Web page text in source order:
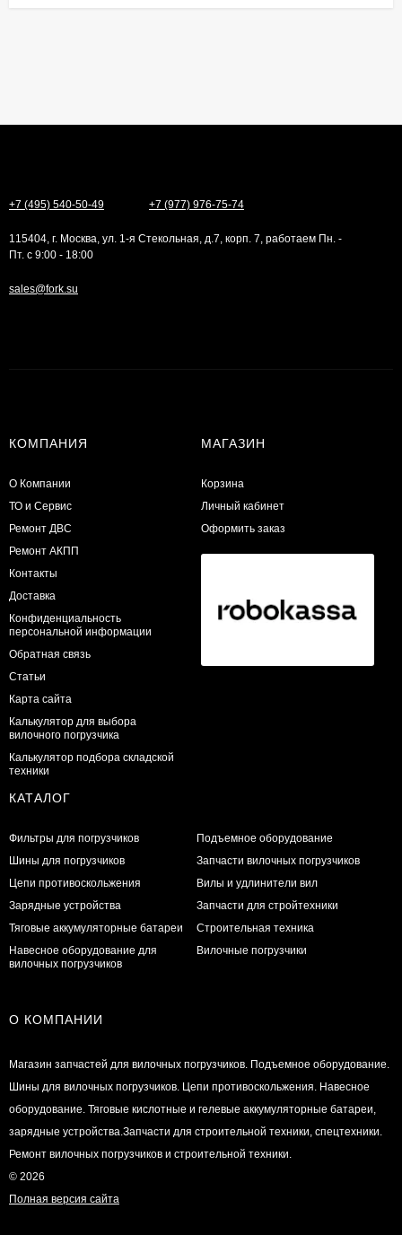
+7 (495) 540-50-49 +7 (977) 976-75-74
115404, г. Москва, ул. 1-я Стекольная, д.7, корп. 7, работаем Пн. -
Пт. с 9:00 - 18:00
sales@fork.su
КОМПАНИЯ
О Компании
ТО и Сервис
​Ремонт ДВС
Ремонт АКПП
Контакты
Доставка
Конфиденциальность
персональной информации
Обратная связь
Статьи
Карта сайта
Калькулятор для выбора
вилочного погрузчика
Калькулятор подбора складской
техники
МАГАЗИН
Корзина
Личный кабинет
Оформить заказ
КАТАЛОГ
Фильтры для погрузчиков
Шины для погрузчиков
Цепи противоскольжения
Зарядные устройства
Тяговые аккумуляторные батареи
Навесное оборудование для
вилочных погрузчиков
Подъемное оборудование
Запчасти вилочных погрузчиков
Вилы и удлинители вил
Запчасти для стройтехники
Строительная техника
Вилочные погрузчики
О КОМПАНИИ
Магазин запчастей для вилочных погрузчиков. Подъемное оборудование.
Шины для вилочных погрузчиков. Цепи противоскольжения. Навесное
оборудование. Тяговые кислотные и гелевые аккумуляторные батареи,
зарядные устройства.Запчасти для строительной техники, спецтехники.
Ремонт вилочных погрузчиков и строительной техники.
© 2026
Полная версия сайта